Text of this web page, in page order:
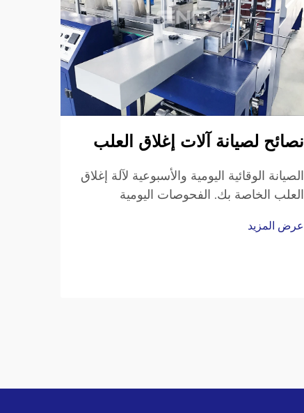
نصائح لصيانة آلات إغلاق العلب
الصيانة الوقائية اليومية والأسبوعية لآلة إغلاق
العلب الخاصة بك. الفحوصات اليومية
الإغلاق، ونظافة رأس الشريط اللاصق. إن
عرض المزيد